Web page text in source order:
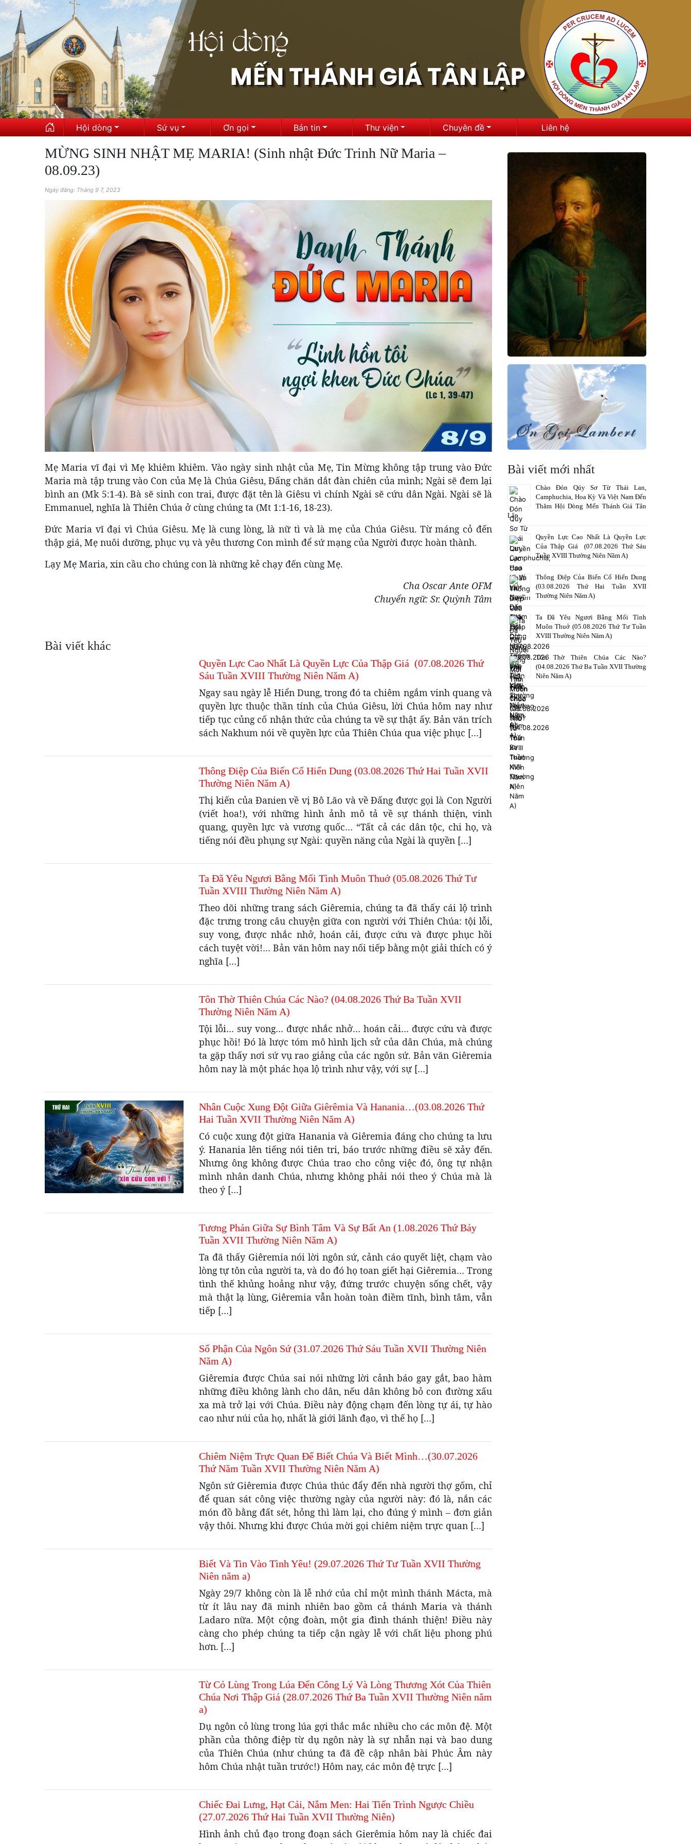
Hội dòng Sứ vụ Ơn gọi Bản tin Thư viện Chuyên đề Liên hệ
MỪNG SINH NHẬT MẸ MARIA! (Sinh nhật Đức Trinh Nữ Maria –
08.09.23)
Ngày đăng: Tháng 9 7, 2023
Mẹ Maria vĩ đại vì Mẹ khiêm khiêm. Vào ngày sinh nhật của Mẹ, Tin Mừng không tập trung vào Đức
Maria mà tập trung vào Con của Mẹ là Chúa Giêsu, Đấng chăn dắt đàn chiên của mình; Ngài sẽ đem lại
bình an (Mk 5:1-4). Bà sẽ sinh con trai, được đặt tên là Giêsu vì chính Ngài sẽ cứu dân Ngài. Ngài sẽ là
Emmanuel, nghĩa là Thiên Chúa ở cùng chúng ta (Mt 1:1-16, 18-23).
Đức Maria vĩ đại vì Chúa Giêsu. Mẹ là cung lòng, là nữ tì và là mẹ của Chúa Giêsu. Từ máng cỏ đến
thập giá, Mẹ nuôi dưỡng, phục vụ và yêu thương Con mình để sứ mạng của Người được hoàn thành.
Lạy Mẹ Maria, xin cầu cho chúng con là những kẻ chạy đến cùng Mẹ.
Cha Oscar Ante OFM
Chuyển ngữ: Sr. Quỳnh Tâm
Bài viết khác
Quyền Lực Cao Nhất Là Quyền Lực Của Thập Giá (07.08.2026 Thứ
Sáu Tuần XVIII Thường Niên Năm A)
Ngay sau ngày lễ Hiển Dung, trong đó ta chiêm ngắm vinh quang và
quyền lực thuộc thần tính của Chúa Giêsu, lời Chúa hôm nay như
tiếp tục củng cố nhận thức của chúng ta về sự thật ấy. Bản văn trích
sách Nakhum nói về quyền lực của Thiên Chúa qua việc phục […]
Thông Điệp Của Biến Cố Hiển Dung (03.08.2026 Thứ Hai Tuần XVII
Thường Niên Năm A)
Thị kiến của Đanien về vị Bô Lão và về Đấng được gọi là Con Người
(viết hoa!), với những hình ảnh mô tả về sự thánh thiện, vinh
quang, quyền lực và vương quốc… “Tất cả các dân tộc, chi họ, và
tiếng nói đều phụng sự Ngài: quyền năng của Ngài là quyền […]
Ta Đã Yêu Ngươi Bằng Mối Tình Muôn Thuở (05.08.2026 Thứ Tư
Tuần XVIII Thường Niên Năm A)
Theo dõi những trang sách Giêremia, chúng ta đã thấy cái lộ trình
đặc trưng trong câu chuyện giữa con người với Thiên Chúa: tội lỗi,
suy vong, được nhắc nhở, hoán cải, được cứu và được phục hồi
cách tuyệt vời!… Bản văn hôm nay nối tiếp bằng một giải thích có ý
nghĩa […]
Tôn Thờ Thiên Chúa Các Nào? (04.08.2026 Thứ Ba Tuần XVII
Thường Niên Năm A)
Tội lỗi… suy vong… được nhắc nhở… hoán cải… được cứu và được
phục hồi! Đó là lược tóm mô hình lịch sử của dân Chúa, mà chúng
ta gặp thấy nơi sứ vụ rao giảng của các ngôn sứ. Bản văn Giêremia
hôm nay là một phác họa lộ trình như vậy, với sự […]
Nhân Cuộc Xung Đột Giữa Giêrêmia Và Hanania…(03.08.2026 Thứ
Hai Tuần XVII Thường Niên Năm A)
Có cuộc xung đột giữa Hanania và Giêremia đáng cho chúng ta lưu
ý. Hanania lên tiếng nói tiên tri, báo trước những điều sẽ xảy đến.
Nhưng ông không được Chúa trao cho công việc đó, ông tự nhận
mình nhân danh Chúa, nhưng không phải nói theo ý Chúa mà là
theo ý […]
Tương Phản Giữa Sự Bình Tâm Và Sự Bất An (1.08.2026 Thứ Bảy
Tuần XVII Thường Niên Năm A)
Ta đã thấy Giêremia nói lời ngôn sứ, cảnh cáo quyết liệt, chạm vào
lòng tự tôn của người ta, và do đó họ toan giết hại Giêremia… Trong
tình thế khủng hoảng như vậy, đứng trước chuyện sống chết, vậy
mà thật lạ lùng, Giêremia vẫn hoàn toàn điềm tĩnh, bình tâm, vẫn
tiếp […]
Số Phận Của Ngôn Sứ (31.07.2026 Thứ Sáu Tuần XVII Thường Niên
Năm A)
Giêremia được Chúa sai nói những lời cảnh báo gay gắt, bao hàm
những điều không lành cho dân, nếu dân không bỏ con đường xấu
xa mà trở lại với Chúa. Điều này động chạm đến lòng tự ái, tự hào
cao như núi của họ, nhất là giới lãnh đạo, vì thế họ […]
Chiêm Niệm Trực Quan Để Biết Chúa Và Biết Mình…(30.07.2026
Thứ Năm Tuần XVII Thường Niên Năm A)
Ngôn sứ Giêremia được Chúa thúc đẩy đến nhà người thợ gốm, chỉ
để quan sát công việc thường ngày của người này: đó là, nắn các
món đồ bằng đất sét, hỏng thì làm lại, cho đúng ý mình – đơn giản
vậy thôi. Nhưng khi được Chúa mời gọi chiêm niệm trực quan […]
Biết Và Tin Vào Tình Yêu! (29.07.2026 Thứ Tư Tuần XVII Thường
Niên năm a)
Ngày 29/7 không còn là lễ nhớ của chỉ một mình thánh Mácta, mà
từ ít lâu nay đã minh nhiên bao gồm cả thánh Maria và thánh
Ladaro nữa. Một cộng đoàn, một gia đình thánh thiện! Điều này
càng cho phép chúng ta tiếp cận ngày lễ với chất liệu phong phú
hơn. […]
Từ Cỏ Lùng Trong Lúa Đến Công Lý Và Lòng Thương Xót Của Thiên
Chúa Nơi Thập Giá (28.07.2026 Thứ Ba Tuần XVII Thường Niên năm
a)
Dụ ngôn cỏ lùng trong lúa gợi thắc mắc nhiều cho các môn đệ. Một
phần của thông điệp từ dụ ngôn này là sự nhẫn nại và bao dung
của Thiên Chúa (như chúng ta đã đề cập nhân bài Phúc Âm này
hôm Chúa nhật tuần trước!) Hôm nay, các môn đệ trực […]
Chiếc Đai Lưng, Hạt Cải, Nắm Men: Hai Tiến Trình Ngược Chiều
(27.07.2026 Thứ Hai Tuần XVII Thường Niên)
Hình ảnh chủ đạo trong đoạn sách Gierêmia hôm nay là chiếc đai
Bài viết mới nhất
Chào Đón Qúy Sơ Từ Thái Lan,
Camphuchia, Hoa Kỳ Và Việt Nam Đến
Thăm Hội Dòng Mến Thánh Giá Tân
Lập
Quyền Lực Cao Nhất Là Quyền Lực
Của Thập Giá (07.08.2026 Thứ Sáu
Tuần XVIII Thường Niên Năm A)
Thông Điệp Của Biến Cố Hiển Dung
(03.08.2026 Thứ Hai Tuần XVII
Thường Niên Năm A)
Ta Đã Yêu Ngươi Bằng Mối Tình
Muôn Thuở (05.08.2026 Thứ Tư Tuần
XVIII Thường Niên Năm A)
Tôn Thờ Thiên Chúa Các Nào?
(04.08.2026 Thứ Ba Tuần XVII Thường
Niên Năm A)